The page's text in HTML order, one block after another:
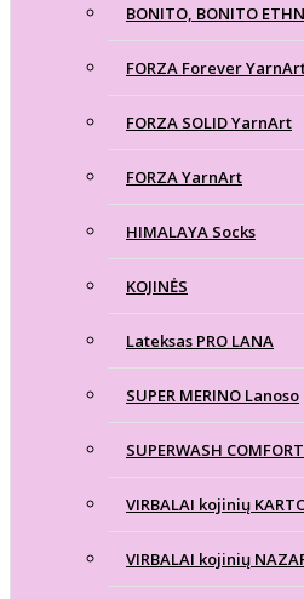
BONITO, BONITO
FORZA Forever
FORZA SOLID YarnArt
FORZA YarnArt
HIMALAYA Socks
KOJINĖS
Lateksas PRO LANA
SUPER MERINO Lanoso
SUPERWASH
VIRBALAI kojinių
VIRBALAI kojinių